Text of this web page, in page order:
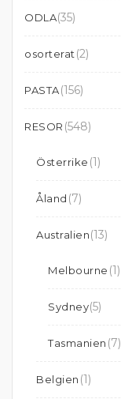
ODLA(35)
osorterat (2)
PASTA(156)
RESOR (548)
Österrike (1)
Åland (7)
Australien(13)
Melbourne (1)
Sydney(5)
Tasmanien (7)
Belgien (1)